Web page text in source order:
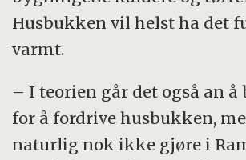
Husbukken vil helst ha det
varmt.
– I teorien går det også an å
for å fordrive husbukken,
naturlig nok ikke gjøre i